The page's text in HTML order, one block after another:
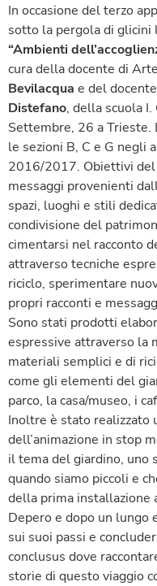
In occasione del terzo
sotto la pergola di
“Ambienti
cura della docente di
Bevilacqua e del
Distefano, della scuola I.
Settembre, 26 a Trieste.
le sezioni B, C e G negli
2016/2017. Obiettivi
messaggi provenienti
spazi, luoghi e stili
condivisione del
cimentarsi nel racconto
attraverso tecniche
riciclo, sperimentare
propri racconti e
Sono stati prodotti
espressive attraverso la
materiali semplici e di
come gli elementi del
parco, la casa/museo, i
Inoltre è stato realizzato
dell’animazione in stop
il tema del giardino, uno
quando siamo piccoli e
della prima installazione
Depero e dopo un lungo
sui suoi passi e
conclusus dove
storie di questo viaggio